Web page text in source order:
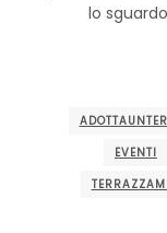
lo
EVENTI